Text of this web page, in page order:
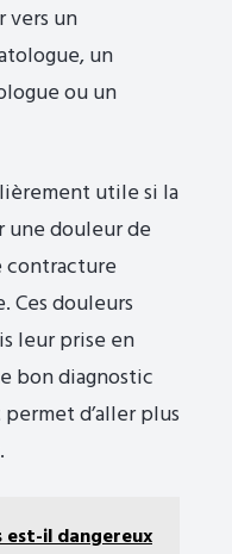
un
un
ou un
utile si la
une douleur de
contracture
Ces douleurs
leur prise en
bon diagnostic
d’aller plus
est-il dangereux